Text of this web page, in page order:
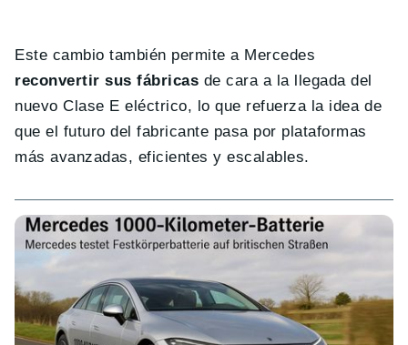
Este cambio también permite a Mercedes
reconvertir sus fábricas de cara a la llegada del
nuevo Clase E eléctrico, lo que refuerza la idea de
que el futuro del fabricante pasa por plataformas
más avanzadas, eficientes y escalables.